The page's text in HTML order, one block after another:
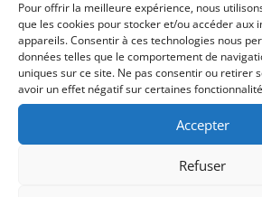
Pour offrir la meilleure expérience, nous
que les cookies pour stocker et/ou accéder aux
appareils. Consentir à ces technologies nous
données telles que le comportement de
uniques sur ce site. Ne pas consentir ou retirer
avoir un effet négatif sur certaines
Accepter
Refuser
fonctionnelle en moins d'une
panne du moteur. Cela garantit
continue en attendant les
éliminant les interruptions et
En mode manuel, le Tessera
sécurité exceptionnelle grâce à
déverrouillage facile à utiliser
ou une poignée assure un
dans toutes les conditions
Gestion de Chargement
670$